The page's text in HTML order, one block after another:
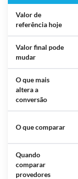
Valor de
referência hoje
Valor final pode
mudar
O que mais
altera a
conversão
O que comparar
Quando
comparar
provedores